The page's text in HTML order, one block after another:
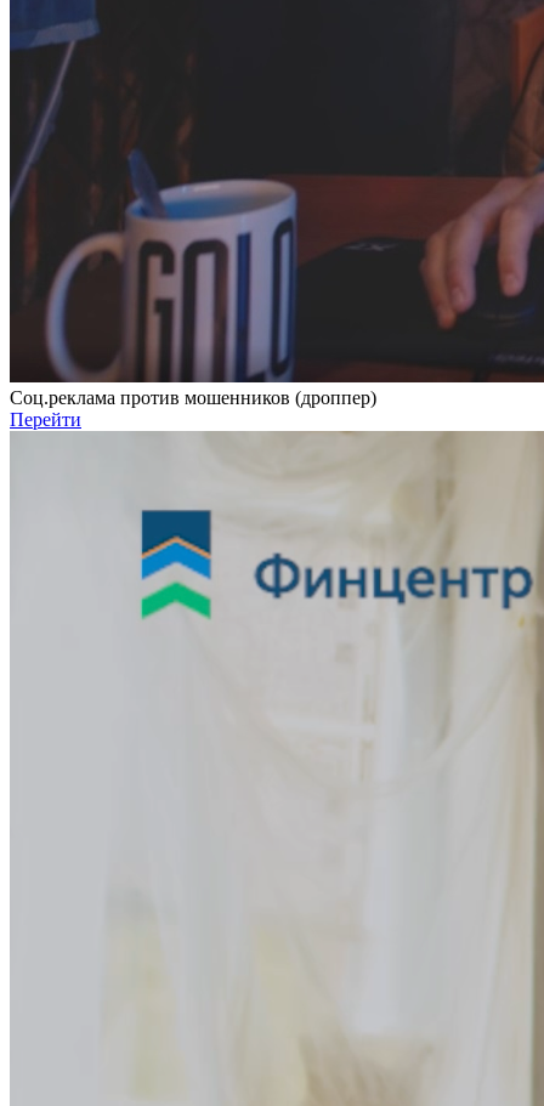
Соц.реклама против мошенников (дроппер)
Перейти